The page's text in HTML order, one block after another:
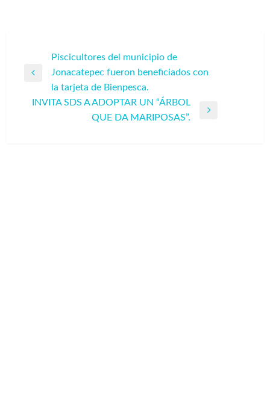
Navegación
de
entradas
Piscicultores del municipio de
Jonacatepec fueron beneficiados con
la tarjeta de Bienpesca.
INVITA SDS A ADOPTAR UN “ÁRBOL
QUE DA MARIPOSAS”.